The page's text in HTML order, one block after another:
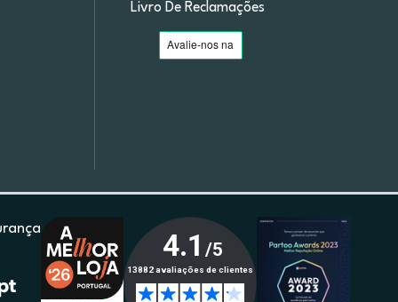
Livro De Reclamações